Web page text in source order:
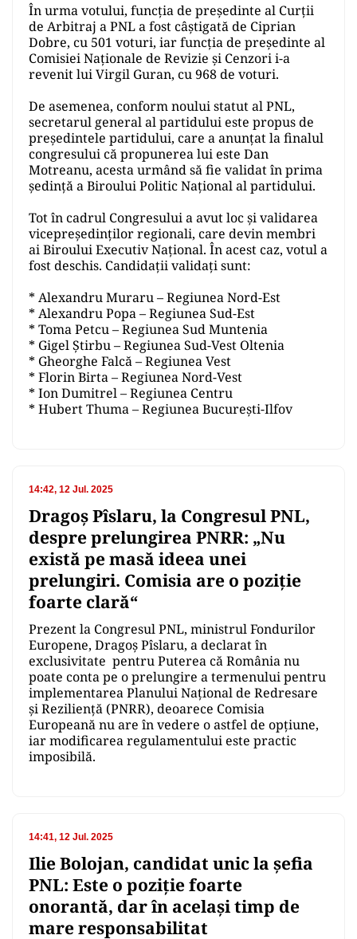
În urma votului, funcția de președinte al Curții
de Arbitraj a PNL a fost câștigată de Ciprian
Dobre, cu 501 voturi, iar funcția de președinte al
Comisiei Naționale de Revizie și Cenzori i-a
revenit lui Virgil Guran, cu 968 de voturi.
De asemenea, conform noului statut al PNL,
secretarul general al partidului este propus de
președintele partidului, care a anunțat la finalul
congresului că propunerea lui este Dan
Motreanu, acesta urmând să fie validat în prima
ședință a Biroului Politic Național al partidului.
Tot în cadrul Congresului a avut loc și validarea
vicepreședinților regionali, care devin membri
ai Biroului Executiv Național. În acest caz, votul a
fost deschis. Candidații validați sunt:
* Alexandru Muraru – Regiunea Nord-Est
* Alexandru Popa – Regiunea Sud-Est
* Toma Petcu – Regiunea Sud Muntenia
* Gigel Știrbu – Regiunea Sud-Vest Oltenia
* Gheorghe Falcă – Regiunea Vest
* Florin Birta – Regiunea Nord-Vest
* Ion Dumitrel – Regiunea Centru
* Hubert Thuma – Regiunea București-Ilfov
14:42, 12 Jul. 2025
Dragoş Pîslaru, la Congresul PNL,
despre prelungirea PNRR: „Nu
există pe masă ideea unei
prelungiri. Comisia are o poziție
foarte clară“
Prezent la Congresul PNL, ministrul Fondurilor
Europene, Dragoş Pîslaru, a declarat în
exclusivitate pentru Puterea că România nu
poate conta pe o prelungire a termenului pentru
implementarea Planului Național de Redresare
și Reziliență (PNRR), deoarece Comisia
Europeană nu are în vedere o astfel de opțiune,
iar modificarea regulamentului este practic
imposibilă.
14:41, 12 Jul. 2025
Ilie Bolojan, candidat unic la şefia
PNL: Este o poziție foarte
onorantă, dar în același timp de
mare responsabilitat